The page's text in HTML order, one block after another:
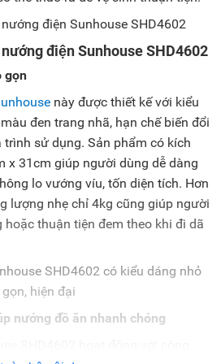
điện Sunhouse SHD4602
gọn
này được thiết kế với kiểu
đen trang nhã, hạn chế biến đổi
sử dụng. Sản phẩm có kích
x 31cm giúp người dùng dễ dàng
lo vướng víu, tốn diện tích. Hơn
lượng nhẹ chỉ 4kg cũng giúp người
hoặc thuận tiện đem theo khi đi dã
nướng đồ ăn nhanh chóng